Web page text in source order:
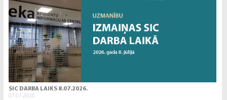
SIC DARBA LAIKS 8.07.2026.
07.07.2026.